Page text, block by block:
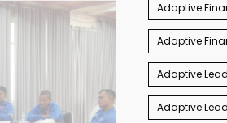
Adaptive
Adaptive
Adaptive
Adaptive